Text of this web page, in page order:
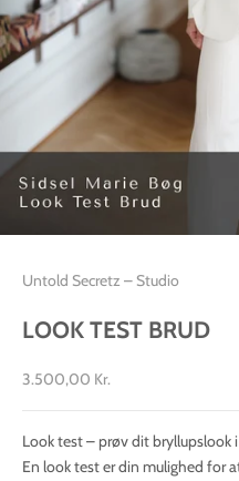
Untold Secretz – Studio
LOOK TEST BRUD
Salgspris
3.500,00 Kr.
Look test – prøv dit bryllupslook
En look test er din mulighed for